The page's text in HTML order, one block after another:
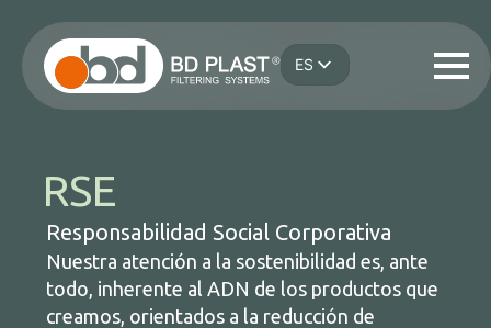
Saltar
al
contenido
principal
ES
EN
RSE
Responsabilidad Social Corporativa
Nuestra atención a la sostenibilidad es, ante
todo, inherente al ADN de los productos que
creamos, orientados a la reducción de